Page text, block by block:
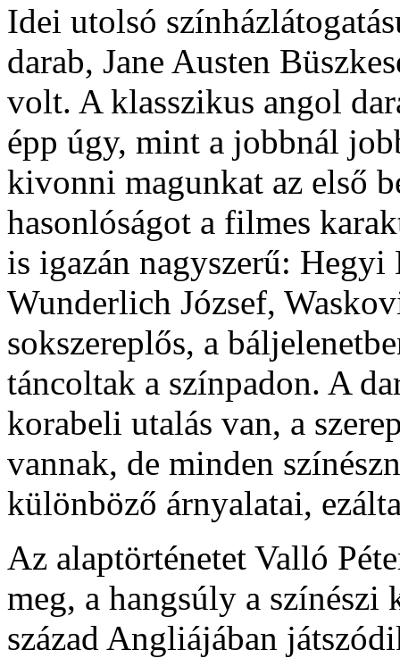
Idei utolsó
darab, Jane Austen
volt. A klasszikus angol
épp úgy, mint a jobbnál
kivonni magunkat az első
hasonlóságot a filmes
is igazán nagyszerű: Hegyi
Wunderlich József,
sokszereplős, a
táncoltak a színpadon. A
korabeli utalás van, a
vannak, de minden
különböző árnyalatai,
Az alaptörténetet Valló
meg, a hangsúly a színészi
század Angliájában